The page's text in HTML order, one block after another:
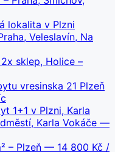
lokalita v Plzni
Veleslavín, Na
sklep, Holice –
vresinska 21 Plzeň
1+1 v Plzni, Karla
Karla Vokáče —
– Plzeň — 14 800 Kč /